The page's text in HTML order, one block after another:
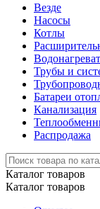
Везде
Насосы
Котлы
Трубы и
Батареи
Канализация
Распродажа
Каталог товаров
Каталог товаров